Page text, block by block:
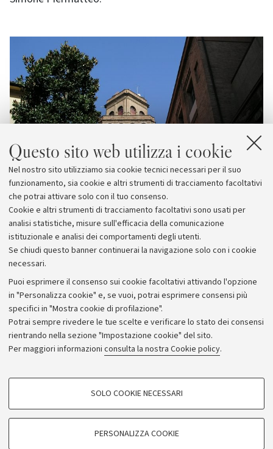
Questo sito web utilizza i cookie
Nel nostro sito utilizziamo sia cookie tecnici necessari per il suo
funzionamento, sia cookie e altri strumenti di tracciamento facoltativi
che potrai attivare solo con il tuo consenso.
Cookie e altri strumenti di tracciamento facoltativi sono usati per
analisi statistiche, misure sull'efficacia della comunicazione
istituzionale e analisi dei comportamenti degli utenti.
Se chiudi questo banner continuerai la navigazione solo con i cookie
necessari.
Puoi esprimere il consenso sui cookie facoltativi attivando l'opzione
in "Personalizza cookie" e, se vuoi, potrai esprimere consensi più
specifici in "Mostra cookie di profilazione".
Potrai sempre rivedere le tue scelte e verificare lo stato dei consensi
rientrando nella sezione "Impostazione cookie" del sito.
Per maggiori informazioni consulta la nostra Cookie policy.
COOKIE DI PROFILAZIONE - FACOLTATIVI
SOLO COOKIE NECESSARI
PERSONALIZZA COOKIE
Archivio
Comunicati stampa
Redazione
Rassegna stampa
© Copyright 2026 - ALMA MATER STUDIORUM - Università di